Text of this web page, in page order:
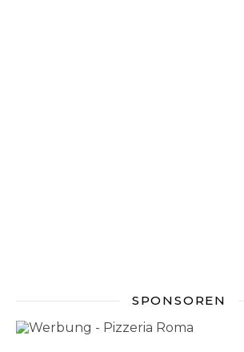
SPONSOREN